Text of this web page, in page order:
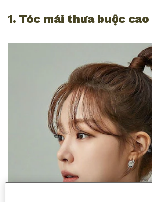
1. Tóc mái thưa buộc